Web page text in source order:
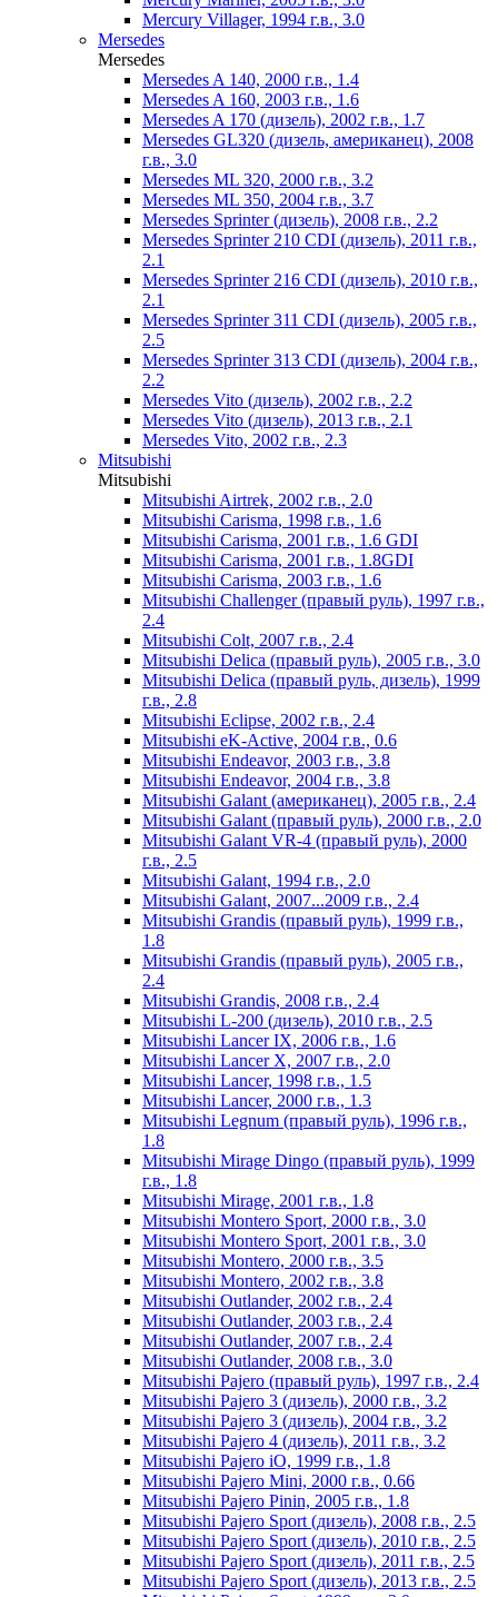
Mercury Villager, 1994 г.в., 3.0
Mersedes
Mersedes
Mersedes A 140, 2000 г.в., 1.4
Mersedes A 160, 2003 г.в., 1.6
Mersedes A 170 (дизель), 2002 г.в., 1.7
Mersedes GL320 (дизель, американец), 2008
г.в., 3.0
Mersedes ML 320, 2000 г.в., 3.2
Mersedes ML 350, 2004 г.в., 3.7
Mersedes Sprinter (дизель), 2008 г.в., 2.2
Mersedes Sprinter 210 CDI (дизель), 2011 г.в.,
2.1
Mersedes Sprinter 216 CDI (дизель), 2010 г.в.,
2.1
Mersedes Sprinter 311 CDI (дизель), 2005 г.в.,
2.5
Mersedes Sprinter 313 CDI (дизель), 2004 г.в.,
2.2
Mersedes Vito (дизель), 2002 г.в., 2.2
Mersedes Vito (дизель), 2013 г.в., 2.1
Mersedes Vito, 2002 г.в., 2.3
Mitsubishi
Mitsubishi
Mitsubishi Airtrek, 2002 г.в., 2.0
Mitsubishi Carisma, 1998 г.в., 1.6
Mitsubishi Carisma, 2001 г.в., 1.6 GDI
Mitsubishi Carisma, 2001 г.в., 1.8GDI
Mitsubishi Carisma, 2003 г.в., 1.6
Mitsubishi Challenger (правый руль), 1997 г.в.,
2.4
Mitsubishi Colt, 2007 г.в., 2.4
Mitsubishi Delica (правый руль), 2005 г.в., 3.0
Mitsubishi Delica (правый руль, дизель), 1999
г.в., 2.8
Mitsubishi Eclipse, 2002 г.в., 2.4
Mitsubishi eK-Active, 2004 г.в., 0.6
Mitsubishi Endeavor, 2003 г.в., 3.8
Mitsubishi Endeavor, 2004 г.в., 3.8
Mitsubishi Galant (американец), 2005 г.в., 2.4
Mitsubishi Galant (правый руль), 2000 г.в., 2.0
Mitsubishi Galant VR-4 (правый руль), 2000
г.в., 2.5
Mitsubishi Galant, 1994 г.в., 2.0
Mitsubishi Galant, 2007...2009 г.в., 2.4
Mitsubishi Grandis (правый руль), 1999 г.в.,
1.8
Mitsubishi Grandis (правый руль), 2005 г.в.,
2.4
Mitsubishi Grandis, 2008 г.в., 2.4
Mitsubishi L-200 (дизель), 2010 г.в., 2.5
Mitsubishi Lancer IX, 2006 г.в., 1.6
Mitsubishi Lancer X, 2007 г.в., 2.0
Mitsubishi Lancer, 1998 г.в., 1.5
Mitsubishi Lancer, 2000 г.в., 1.3
Mitsubishi Legnum (правый руль), 1996 г.в.,
1.8
Mitsubishi Mirage Dingo (правый руль), 1999
г.в., 1.8
Mitsubishi Mirage, 2001 г.в., 1.8
Mitsubishi Montero Sport, 2000 г.в., 3.0
Mitsubishi Montero Sport, 2001 г.в., 3.0
Mitsubishi Montero, 2000 г.в., 3.5
Mitsubishi Montero, 2002 г.в., 3.8
Mitsubishi Outlander, 2002 г.в., 2.4
Mitsubishi Outlander, 2003 г.в., 2.4
Mitsubishi Outlander, 2007 г.в., 2.4
Mitsubishi Outlander, 2008 г.в., 3.0
Mitsubishi Pajero (правый руль), 1997 г.в., 2.4
Mitsubishi Pajero 3 (дизель), 2000 г.в., 3.2
Mitsubishi Pajero 3 (дизель), 2004 г.в., 3.2
Mitsubishi Pajero 4 (дизель), 2011 г.в., 3.2
Mitsubishi Pajero iO, 1999 г.в., 1.8
Mitsubishi Pajero Mini, 2000 г.в., 0.66
Mitsubishi Pajero Pinin, 2005 г.в., 1.8
Mitsubishi Pajero Sport (дизель), 2008 г.в., 2.5
Mitsubishi Pajero Sport (дизель), 2010 г.в., 2.5
Mitsubishi Pajero Sport (дизель), 2011 г.в., 2.5
Mitsubishi Pajero Sport (дизель), 2013 г.в., 2.5